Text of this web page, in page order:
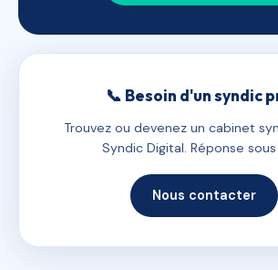
📞 Besoin d'un syndic
Trouvez ou devenez un cabinet
Syndic Digital. Réponse
Nous contacter